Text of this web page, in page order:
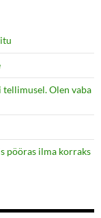
tellimusel. Olen vaba
pööras ilma korraks